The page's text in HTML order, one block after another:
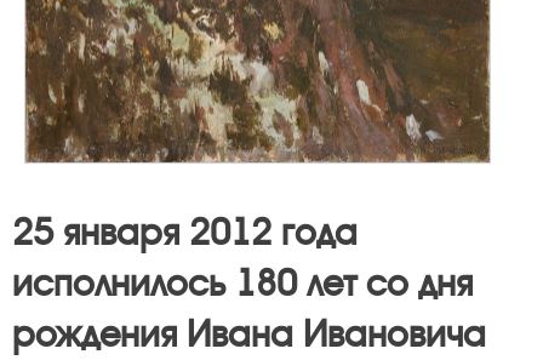
25 января 2012 года
исполнилось 180 лет со дня
рождения Ивана Ивановича